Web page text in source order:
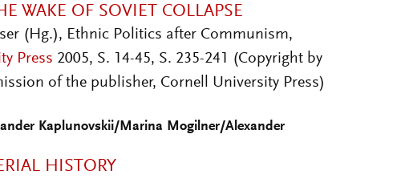
WAKE OF SOVIET COLLAPSE
(Hg.), Ethnic Politics after Communism,
Press 2005, S. 14-45, S. 235-241 (Copyright by
of the publisher, Cornell University Press)
Kaplunovskii/Marina Mogilner/Alexander
HISTORY